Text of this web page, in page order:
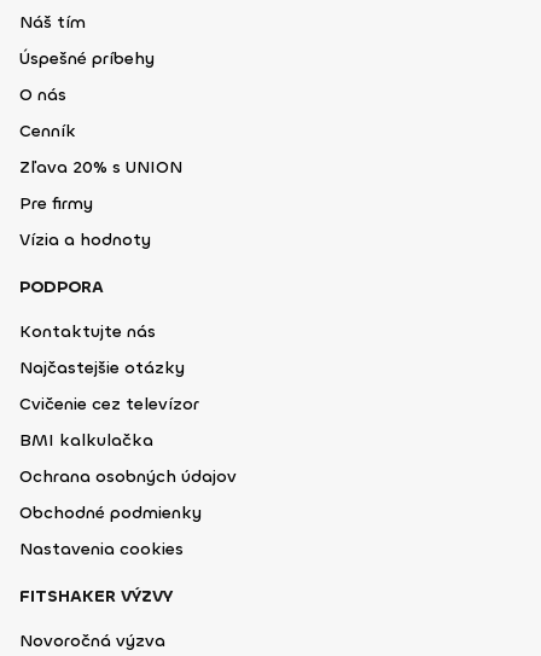
Náš tím
Úspešné príbehy
O nás
Cenník
Zľava 20% s UNION
Pre firmy
Vízia a hodnoty
PODPORA
Kontaktujte nás
Najčastejšie otázky
Cvičenie cez televízor
BMI kalkulačka
Ochrana osobných údajov
Obchodné podmienky
Nastavenia cookies
FITSHAKER VÝZVY
Novoročná výzva